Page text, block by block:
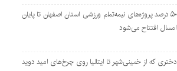
۵۰ درصد پروژه‌های نیمه‌تمام ورزشی استان اصفهان تا پایان
امسال افتتاح می‌شود
دختری که از خمینی‌شهر تا ایتالیا روی چرخ‌های امید دوید